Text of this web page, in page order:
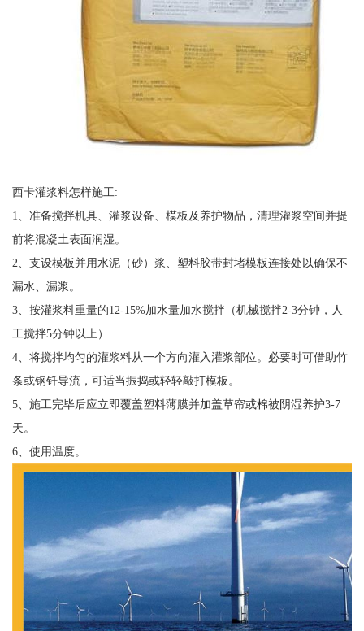
西卡灌浆料怎样施工:
1、准备搅拌机具、灌浆设备、模板及养护物品，清理灌浆空间并提
前将混凝土表面润湿。
2、支设模板并用水泥（砂）浆、塑料胶带封堵模板连接处以确保不
漏水、漏浆。
3、按灌浆料重量的12-15%加水量加水搅拌（机械搅拌2-3分钟，人
工搅拌5分钟以上）
4、将搅拌均匀的灌浆料从一个方向灌入灌浆部位。必要时可借助竹
条或钢钎导流，可适当振捣或轻轻敲打模板。
5、施工完毕后应立即覆盖塑料薄膜并加盖草帘或棉被阴湿养护3-7
天。
6、使用温度。